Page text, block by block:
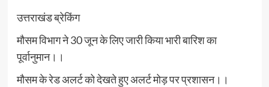
उत्तराखंड ब्रेकिंग
मौसम विभाग ने 30 जून के लिए जारी किया भारी बारिश का
पूर्वानुमान।।
मौसम के रेड अलर्ट को देखते हुए अलर्ट मोड़ पर प्रशासन।।